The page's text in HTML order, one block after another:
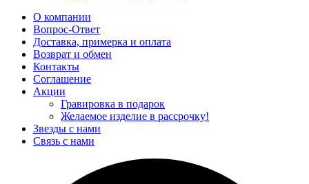
О компании
Вопрос-Ответ
Доставка, примерка и оплата
Возврат и обмен
Контакты
Соглашение
Акции
Гравировка в подарок
Желаемое изделие в рассрочку!
Звезды с нами
Связь с нами